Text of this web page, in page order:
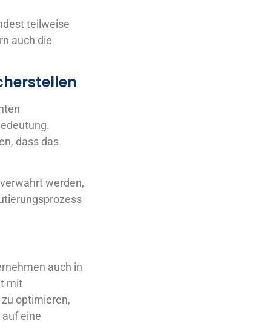
teilweise
auch die
dass das
werden,
auch in
mit
optimieren,
eine